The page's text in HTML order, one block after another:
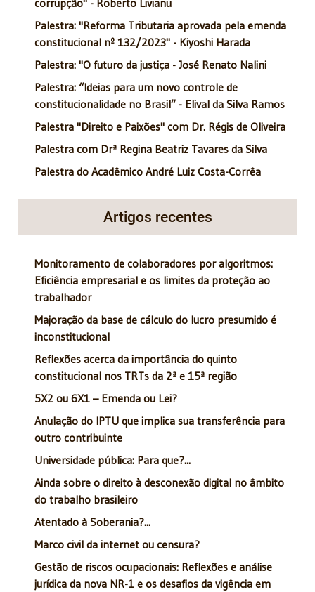
Palestra: "Reforma Tributaria aprovada pela emenda
constitucional nº 132/2023" - Kiyoshi Harada
Palestra: "O futuro da justiça - José Renato Nalini
Palestra: “Ideias para um novo controle de
constitucionalidade no Brasil” - Elival da Silva Ramos
Palestra "Direito e Paixões" com Dr. Régis de Oliveira
Palestra com Drª Regina Beatriz Tavares da Silva
Palestra do Acadêmico André Luiz Costa-Corrêa
Artigos recentes
Monitoramento de colaboradores por algoritmos:
Eficiência empresarial e os limites da proteção ao
trabalhador
Majoração da base de cálculo do lucro presumido é
inconstitucional
Reflexões acerca da importância do quinto
constitucional nos TRTs da 2ª e 15ª região
5X2 ou 6X1 – Emenda ou Lei?
Anulação do IPTU que implica sua transferência para
outro contribuinte
Universidade pública: Para que?...
Ainda sobre o direito à desconexão digital no âmbito
do trabalho brasileiro
Atentado à Soberania?...
Marco civil da internet ou censura?
Gestão de riscos ocupacionais: Reflexões e análise
jurídica da nova NR-1 e os desafios da vigência em